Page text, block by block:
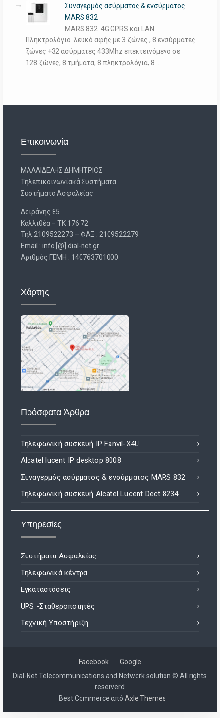
Συναγερμός ασύρματος & ενσύρματος
MARS 832
MARS 832 4G GPRS και LAN
Πληκτρολόγιο λευκό αφής με 3 ζώνες , 8 ενσύρματες
ζώνες +32 ασύρματες 433Mhz επεκτεινόμενο σε
128 ζώνες, 8 τμήματα, 8 πληκτρολόγια, 8 …
Επικοινωνία
ΜΑΛΛΙΔΕΛΗΣ ΔΗΜΗΤΡΙΟΣ
Τηλεπικοινωνίακά Συστήματα
Συστήματα Ασφαλείας
Δοϊράνης 85
Καλλιθέα – ΤΚ 176 72
Τηλ:2109522273 – ΦΑΞ : 2109522279
Email : info [@] dial-net.gr
Aριθμός ΓΕΜΗ : 140763701000
Χάρτης
Πρόσφατα Άρθρα
Τηλεφωνική συσκευή IP Fanvil-X4U
Alcatel lucent IP desktop 8008
Συναγερμός ασύρματος & ενσύρματος MARS 832
Τηλεφωνική συσκευή Alcatel Lucent Dect 8234
Υπηρεσίες
Συστήματα Ασφαλείας
Τηλεφωνικά κέντρα
Εγκαταστάσεις
UPS -Σταθεροποιητές
Τεχνική Υποστήριξη
Facebook
Google
Dial-Net Telecommunications and Network solution © All rights
reserverd
Best Commerce από Axle Themes